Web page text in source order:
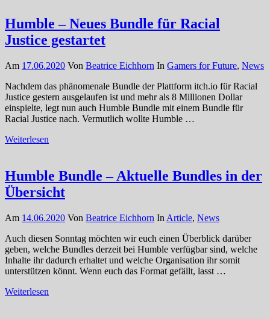
Humble – Neues Bundle für Racial
Justice gestartet
Am 17.06.2020 Von Beatrice Eichhorn In Gamers for Future, News
Nachdem das phänomenale Bundle der Plattform itch.io für Racial
Justice gestern ausgelaufen ist und mehr als 8 Millionen Dollar
einspielte, legt nun auch Humble Bundle mit einem Bundle für
Racial Justice nach. Vermutlich wollte Humble …
Weiterlesen
Humble Bundle – Aktuelle Bundles in der
Übersicht
Am 14.06.2020 Von Beatrice Eichhorn In Article, News
Auch diesen Sonntag möchten wir euch einen Überblick darüber
geben, welche Bundles derzeit bei Humble verfügbar sind, welche
Inhalte ihr dadurch erhaltet und welche Organisation ihr somit
unterstützen könnt. Wenn euch das Format gefällt, lasst …
Weiterlesen